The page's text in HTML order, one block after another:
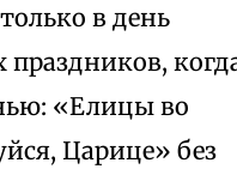
в день
«Елицы во
Царице» без